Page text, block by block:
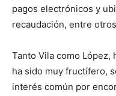
pagos electrónicos y
recaudación, entre
Tanto Vila como López,
ha sido muy fructífero,
interés común por